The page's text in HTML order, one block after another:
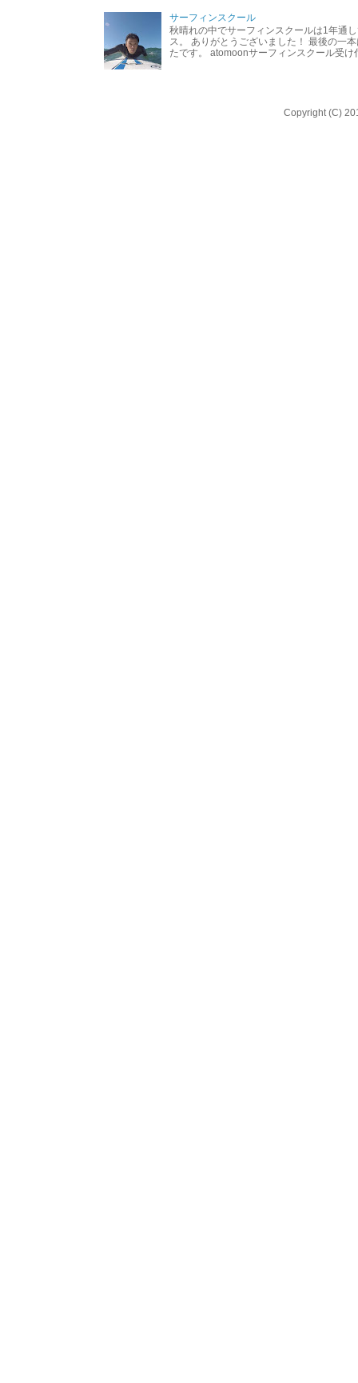
サーフィンスクール
秋晴れの中でサーフィンスクールは1年通
ス。 ありがとうございました！ 最後の一
たです。 atomoonサーフィンスクール受け
Copyright (C)